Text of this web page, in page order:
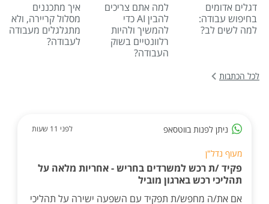
דגלים אדומים
בחיפוש עבודה:
למה לשים לב?
למה אתם צריכים
להבין AI כדי
להמשיך ולהיות
רלוונטיים בשוק
העבודה?
איך מתכננים
מסלול קריירה, ולא
מתגלגלים מעבודה
לעבודה?
לכל הכתבות
ניתן לפנות בווטסאפ לפני 11 שעות
מעוף נדל"ן
פקיד /ת רכש למשרדים בחריש - אחריות מלאה על
תהליכי רכש בארגון מוביל
אם את/ה מחפש/ת תפקיד עם השפעה ישירה על תהליכי